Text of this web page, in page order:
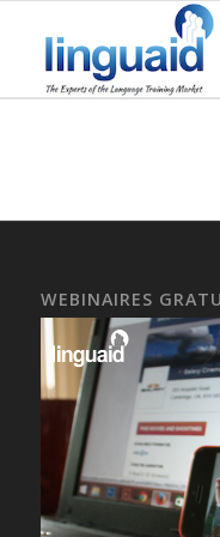
WEBINAIRES